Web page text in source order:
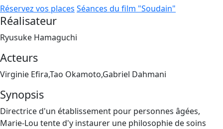
Réservez vos places Séances du film "Soudain"
Réalisateur
Ryusuke Hamaguchi
Acteurs
Virginie Efira,Tao Okamoto,Gabriel Dahmani
Synopsis
Directrice d'un établissement pour personnes âgées,
Marie-Lou tente d'y instaurer une philosophie de soins